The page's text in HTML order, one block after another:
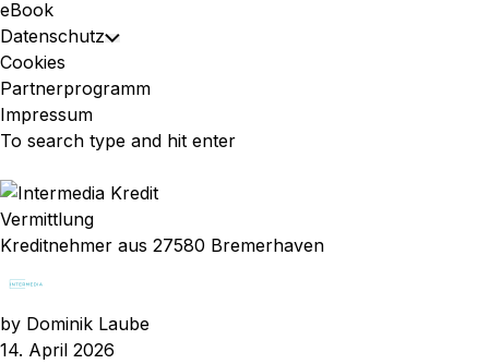
eBook
Datenschutz Toggle
Menu
Cookies
Partnerprogramm
Impressum
Vermittlung
Kreditnehmer aus 27580 Bremerhaven
by Dominik Laube
14. April 2026